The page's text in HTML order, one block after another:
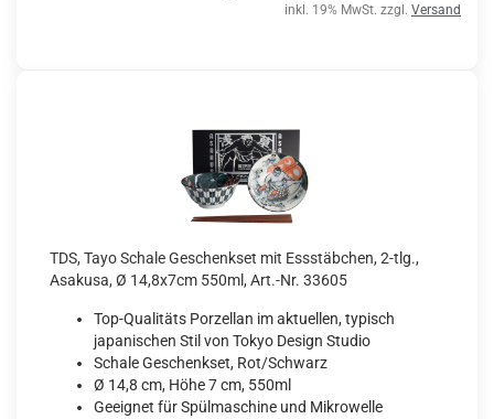
inkl. 19% MwSt. zzgl. Versand
TDS, Tayo Schale Geschenkset mit Essstäbchen, 2-tlg.,
Asakusa, Ø 14,8x7cm 550ml, Art.-Nr. 33605
Top-Qualitäts Porzellan im aktuellen, typisch
japanischen Stil von Tokyo Design Studio
Schale Geschenkset, Rot/Schwarz
Ø 14,8 cm, Höhe 7 cm, 550ml
Geeignet für Spülmaschine und Mikrowelle